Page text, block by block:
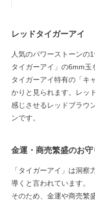
レッドタイガーアイ
人気のパワーストーンの
タイガーアイ」の6mm玉
タイガーアイ特有の「キ
かりと見られます。レッ
感じさせるレッドブラウ
ンです。
金運・商売繁盛のお
「タイガーアイ」は洞察
導くと言われています。
そのため、金運や商売繁